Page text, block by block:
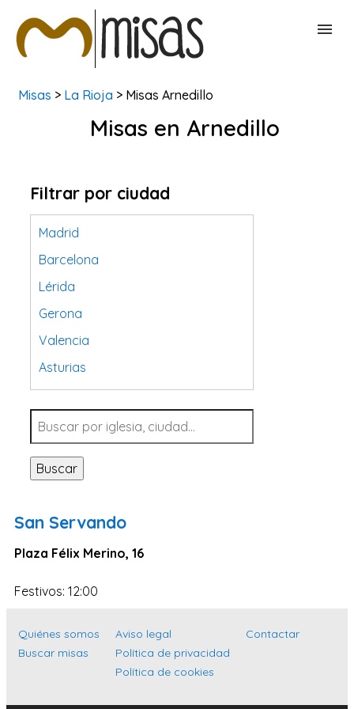
BUSCAR MISAS
Misas > La Rioja > Misas Arnedillo
Misas en Arnedillo
Filtrar por ciudad
Madrid
Barcelona
Lérida
Gerona
Valencia
Asturias
Tarragona
Navarra
Valladolid
Sevilla
Santa Cruz de Tenerife
Cantabria
Islas Baleares
Málaga
Buscar
San Servando
Plaza Félix Merino, 16
Festivos: 12:00
Quiénes somos
Buscar misas
Aviso legal
Política de privacidad
Política de cookies
Contactar